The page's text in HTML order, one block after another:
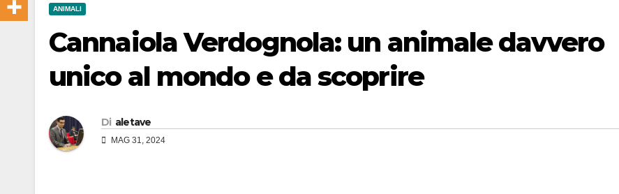
ANIMALI
Cannaiola Verdognola: un animale davvero
unico al mondo e da scoprire
Di aletave
MAG 31, 2024